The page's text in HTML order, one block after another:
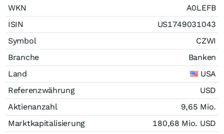
WKN
A0LEFB
ISIN
US1749031043
Symbol
CZWI
Branche
Banken
Land
USA
Referenzwährung
USD
Aktienanzahl
9,65 Mio.
Marktkapitalisierung
180,68 Mio. USD